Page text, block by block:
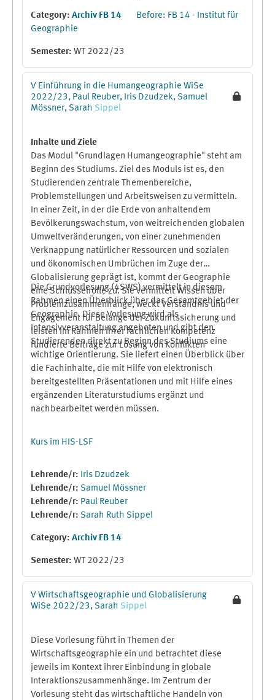
hinweg begleiten werden, sind: Auf welche Weise
handeln Akteur:innen, wenn sie wirtschaftlich
handeln, und welche Faktoren beeinflussen dieses
theoretischen Perspektiven zugrunde? Wie
beeinflussen Räume wirtschaftliches Handeln, und
welche lokalen, regionalen und globalen Räume
werden wir diese und weitere Fragen anhand von
theoretischen Originaltexten und Fallbeispielen
diskutieren.
Category: Archiv FB 14
Before: FB 14 - Institut für
Geographie
Semester: WT 2022/23
V Einführung in die Humangeographie WiSe
2022/23, Paul Reuber, Iris Dzudzek, Samuel
Mössner, Sarah Sippel
Inhalte und Ziele
Das Modul "Grundlagen Humangeographie" steht am
Beginn des Studiums. Ziel des Moduls ist es, den
Studierenden zentrale Themenbereiche,
Problemstellungen und Arbeitsweisen zu vermitteln.
In einer Zeit, in der die Erde von anhaltendem
Bevölkerungswachstum, von weitreichenden globalen
Umweltveränderungen, von einer zunehmenden
Verknappung natürlicher Ressourcen und sozialen
und ökonomischen Umbrüchen im Zuge der
Globalisierung geprägt ist, kommt der Geographie
eine Schlüsselrolle zu. Sie vermittelt Wissen über
Problemzusammenhänge, weckt Verständnis und
Engagement für Belange der Zukunftssicherung und
leisten im Rahmen ihrer fachlichen Kompetenz
fundierte Beiträge zur Lösung von Konflikten
Die Grundvorlesung (4SWS) vermittelt in diesem
Rahmen einen Überblick über das Gesamtgebiet der
Geographie. Diese Vorlesung wird als
Intensivveranstaltung angeboten und gibt den
Studierenden direkt zu Beginn des Studiums eine
wichtige Orientierung. Sie liefert einen Überblick über
die Fachinhalte, die mit Hilfe von elektronisch
bereitgestellten Präsentationen und mit Hilfe eines
ergänzenden Literaturstudiums ergänzt und
nachbearbeitet werden müssen.
Kurs im HIS-LSF
Lehrende/r: Iris Dzudzek
Lehrende/r: Samuel Mössner
Lehrende/r: Paul Reuber
Lehrende/r: Sarah Ruth Sippel
Category: Archiv FB 14
Semester: WT 2022/23
V Wirtschaftsgeographie und Globalisierung
WiSe 2022/23, Sarah Sippel
Diese Vorlesung führt in Themen der
Wirtschaftsgeographie ein und betrachtet diese
jeweils im Kontext ihrer Einbindung in globale
Interaktionszusammenhänge. Im Zentrum der
Vorlesung steht das wirtschaftliche Handeln von